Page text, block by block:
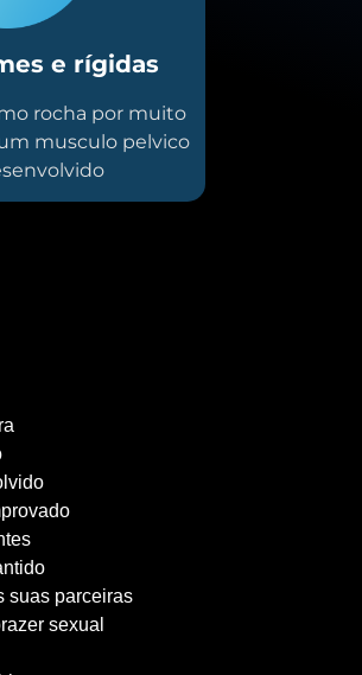
e rígidas
rocha por muito
musculo pelvico
suas parceiras
sexual